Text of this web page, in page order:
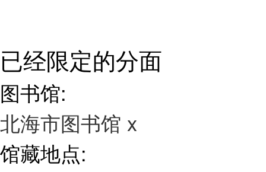
已经限定的分面
图书馆:
北海市图书馆 x
馆藏地点: